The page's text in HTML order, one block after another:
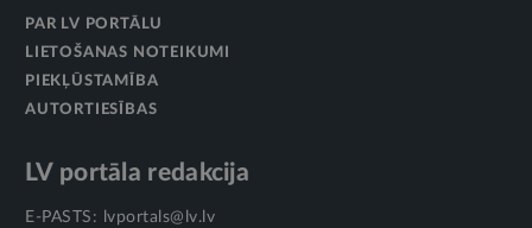
PAR LV PORTĀLU
LIETOŠANAS NOTEIKUMI
PIEKĻŪSTAMĪBA
AUTORTIESĪBAS
LV portāla redakcija
E-PASTS:
lvportals@lv.lv